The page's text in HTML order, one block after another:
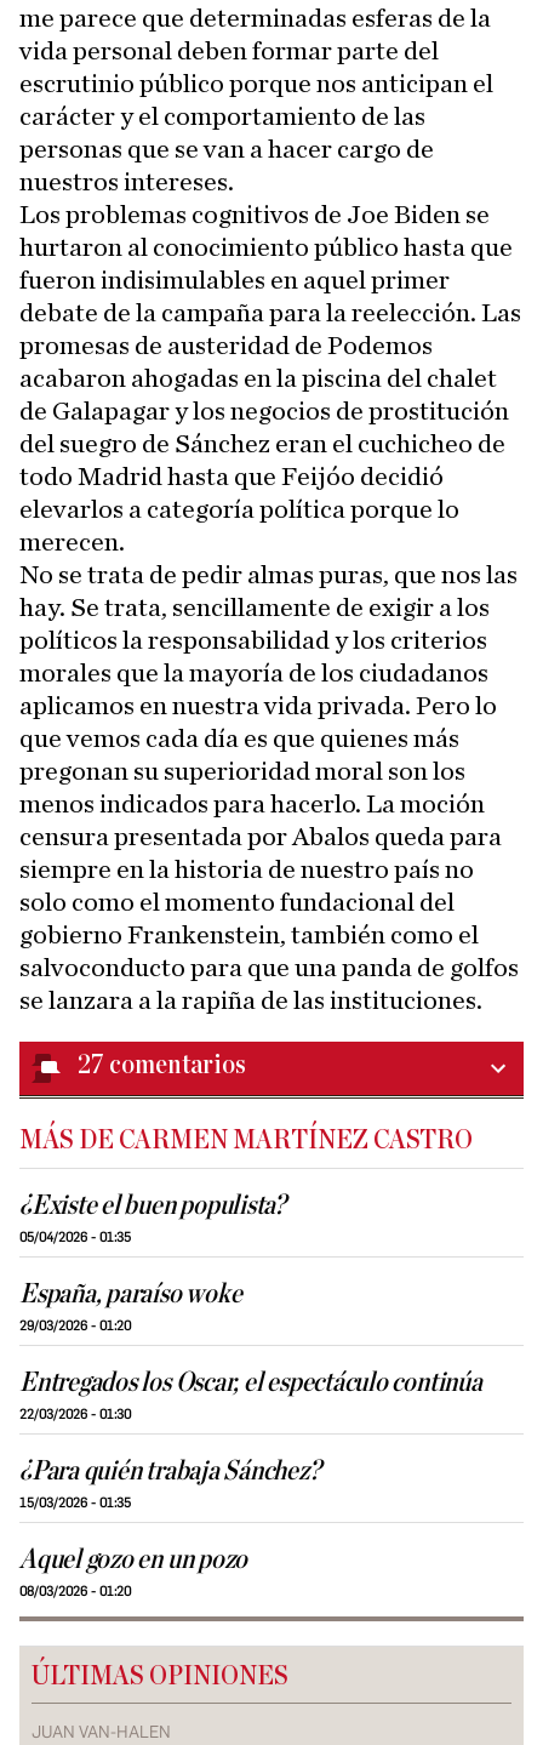
me parece que determinadas esferas de la
vida personal deben formar parte del
escrutinio público porque nos anticipan el
carácter y el comportamiento de las
personas que se van a hacer cargo de
nuestros intereses.
Los problemas cognitivos de Joe Biden se
hurtaron al conocimiento público hasta que
fueron indisimulables en aquel primer
debate de la campaña para la reelección. Las
promesas de austeridad de Podemos
acabaron ahogadas en la piscina del chalet
de Galapagar y los negocios de prostitución
del suegro de Sánchez eran el cuchicheo de
todo Madrid hasta que Feijóo decidió
elevarlos a categoría política porque lo
merecen.
No se trata de pedir almas puras, que nos las
hay. Se trata, sencillamente de exigir a los
políticos la responsabilidad y los criterios
morales que la mayoría de los ciudadanos
aplicamos en nuestra vida privada. Pero lo
que vemos cada día es que quienes más
pregonan su superioridad moral son los
menos indicados para hacerlo. La moción
censura presentada por Abalos queda para
siempre en la historia de nuestro país no
solo como el momento fundacional del
gobierno Frankenstein, también como el
salvoconducto para que una panda de golfos
se lanzara a la rapiña de las instituciones.
27 comentarios
MÁS DE CARMEN MARTÍNEZ CASTRO
¿Existe el buen populista?
05/04/2026 - 01:35
España, paraíso woke
29/03/2026 - 01:20
Entregados los Oscar, el espectáculo continúa
22/03/2026 - 01:30
¿Para quién trabaja Sánchez?
15/03/2026 - 01:35
Aquel gozo en un pozo
08/03/2026 - 01:20
ÚLTIMAS OPINIONES
JUAN VAN-HALEN